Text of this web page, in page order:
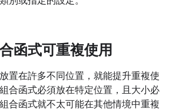
函式可重複使用
置在許多不同位置，就能提升重複使
合函式必須放在特定位置，且大小必
合函式就不太可能在其他情境中重複